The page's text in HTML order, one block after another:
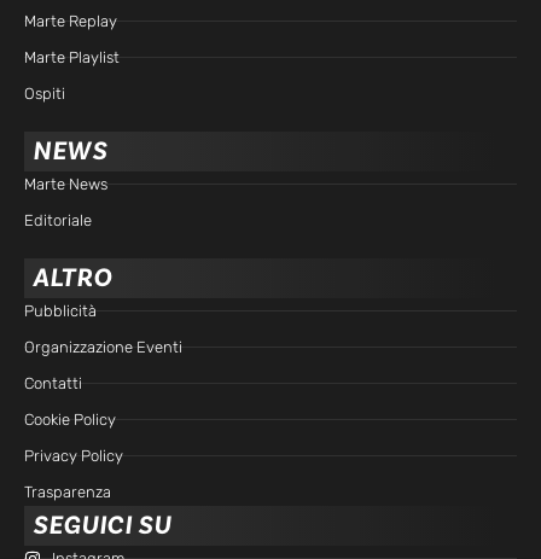
Marte Replay
Marte Playlist
Ospiti
NEWS
Marte News
Editoriale
ALTRO
Pubblicità
Organizzazione Eventi
Contatti
Cookie Policy
Privacy Policy
Trasparenza
SEGUICI SU